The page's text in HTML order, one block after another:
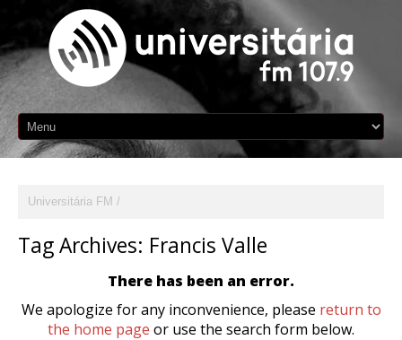
Universitária FM
Tag Archives: Francis Valle
There has been an error.
We apologize for any inconvenience, please return to
the home page or use the search form below.